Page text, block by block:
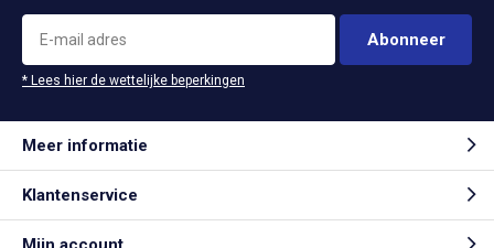
Abonneer
* Lees hier de wettelijke beperkingen
Meer informatie
Klantenservice